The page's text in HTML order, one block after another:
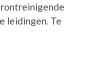
leidingen. Te